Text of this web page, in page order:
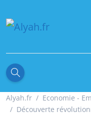
Alyah.fr Economie -
Découverte